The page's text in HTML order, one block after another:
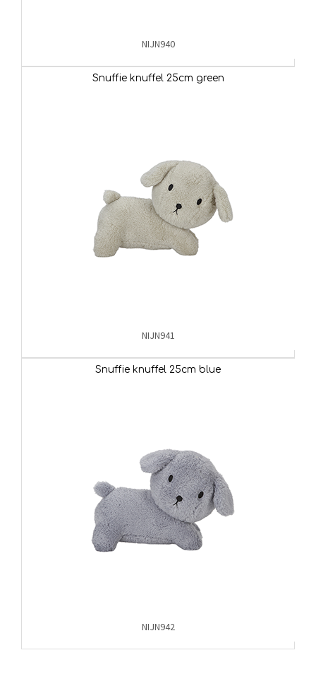
NIJN940
Snuffie knuffel 25cm green
NIJN941
Snuffie knuffel 25cm blue
NIJN942